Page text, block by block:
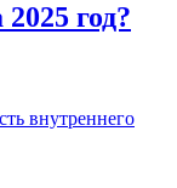
год?